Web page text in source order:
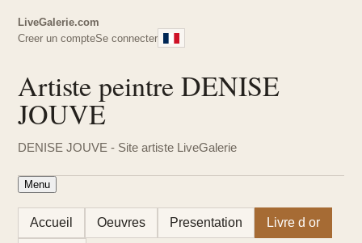
LiveGalerie.com
Creer un compteSe connecter
Artiste peintre DENISE
JOUVE
DENISE JOUVE - Site artiste LiveGalerie
Menu
Accueil Oeuvres Presentation Livre d or